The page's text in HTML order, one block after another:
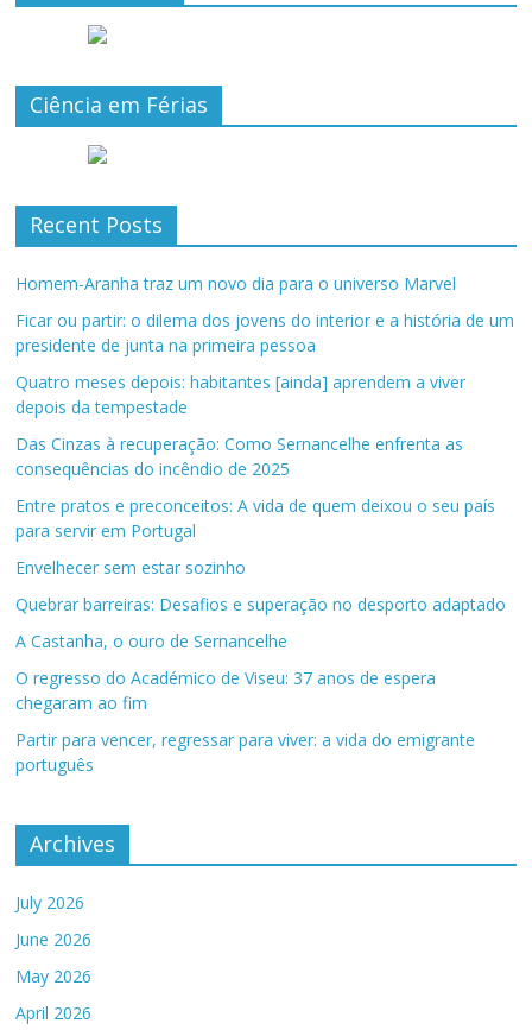
Ciência em Férias
Recent Posts
Homem-Aranha traz um novo dia para o universo Marvel
Ficar ou partir: o dilema dos jovens do interior e a história de um
presidente de junta na primeira pessoa
Quatro meses depois: habitantes [ainda] aprendem a viver
depois da tempestade
Das Cinzas à recuperação: Como Sernancelhe enfrenta as
consequências do incêndio de 2025
Entre pratos e preconceitos: A vida de quem deixou o seu país
para servir em Portugal
Envelhecer sem estar sozinho
Quebrar barreiras: Desafios e superação no desporto adaptado
A Castanha, o ouro de Sernancelhe
O regresso do Académico de Viseu: 37 anos de espera
chegaram ao fim
Partir para vencer, regressar para viver: a vida do emigrante
português
Archives
July 2026
June 2026
May 2026
April 2026